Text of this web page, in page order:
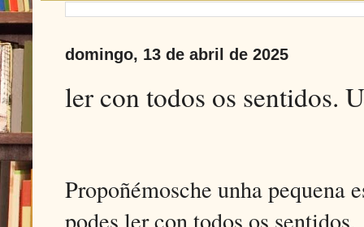
domingo, 13 de abril de 2025
ler con todos os sentidos.
Propoñémosche unha pequena
podes ler con todos os sentidos.